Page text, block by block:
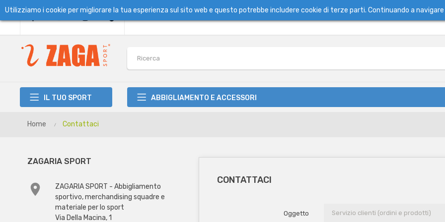
IL TUO SPORT ABBIGLIAMENTO E ACCESSORI
Home Contattaci
ZAGARIA SPORT

ZAGARIA SPORT - Abbigliamento
sportivo, merchandising squadre e
materiale per lo sport
Via Della Macina, 1
CONTATTACI
Oggetto
Utilizziamo i cookie per migliorare la tua esperienza sul sito web e questo potrebbe includere cookie di terze parti. Continuando a